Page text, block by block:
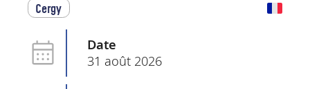
Cergy
Date
31 août 2026